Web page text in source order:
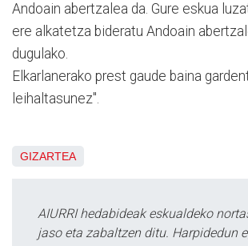
Andoain abertzalea da. Gure eskua
ere alkatetza bideratu Andoain
dugulako.
Elkarlanerako prest gaude baina
leihaltasunez".
GIZARTEA
AIURRI hedabideak eskualdeko
jaso eta zabaltzen ditu. Harpidedun